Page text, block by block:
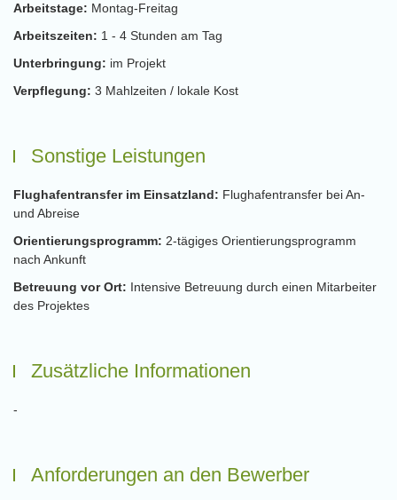
Arbeitstage: Montag-Freitag
Arbeitszeiten: 1 - 4 Stunden am Tag
Unterbringung: im Projekt
Verpflegung: 3 Mahlzeiten / lokale Kost
Sonstige Leistungen
Flughafentransfer im Einsatzland: Flughafentransfer bei An-
und Abreise
Orientierungsprogramm: 2-tägiges Orientierungsprogramm
nach Ankunft
Betreuung vor Ort: Intensive Betreuung durch einen Mitarbeiter
des Projektes
Zusätzliche Informationen
-
Anforderungen an den Bewerber